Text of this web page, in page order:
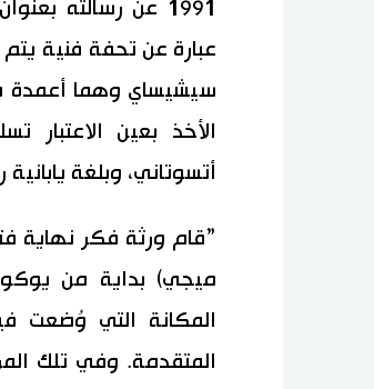
1991 عن رسالته
عبارة عن تحفة فنية يتم
سيشيساي وهما أعمدة
الأخذ بعين الاعتبار
أتسوتاني، وبلغة يابانية
”قام ورثة فكر نهاية
ميجي) بداية من
المكانة التي وُضعت
المتقدمة. وفي تلك